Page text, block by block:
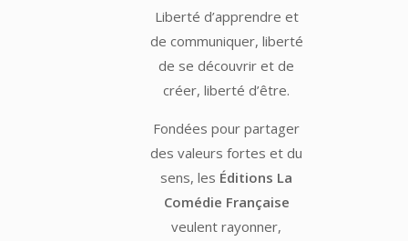
Liberté d’apprendre et
de communiquer, liberté
de se découvrir et de
créer, liberté d’être.
Fondées pour partager
des valeurs fortes et du
sens, les Éditions La
Comédie Française
veulent rayonner,